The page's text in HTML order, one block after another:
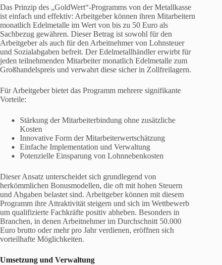
Das Prinzip des „GoldWert“-Programms von der Metallkasse
ist einfach und effektiv: Arbeitgeber können ihren Mitarbeitern
monatlich Edelmetalle im Wert von bis zu 50 Euro als
Sachbezug gewähren. Dieser Betrag ist sowohl für den
Arbeitgeber als auch für den Arbeitnehmer von Lohnsteuer
und Sozialabgaben befreit. Der Edelmetallhändler erwirbt für
jeden teilnehmenden Mitarbeiter monatlich Edelmetalle zum
Großhandelspreis und verwahrt diese sicher in Zollfreilagern.
Für Arbeitgeber bietet das Programm mehrere signifikante
Vorteile:
Stärkung der Mitarbeiterbindung ohne zusätzliche
Kosten
Innovative Form der Mitarbeiterwertschätzung
Einfache Implementation und Verwaltung
Potenzielle Einsparung von Lohnnebenkosten
Dieser Ansatz unterscheidet sich grundlegend von
herkömmlichen Bonusmodellen, die oft mit hohen Steuern
und Abgaben belastet sind. Arbeitgeber können mit diesem
Programm ihre Attraktivität steigern und sich im Wettbewerb
um qualifizierte Fachkräfte positiv abheben. Besonders in
Branchen, in denen Arbeitnehmer im Durchschnitt 50.000
Euro brutto oder mehr pro Jahr verdienen, eröffnen sich
vorteilhafte Möglichkeiten.
Umsetzung und Verwaltung